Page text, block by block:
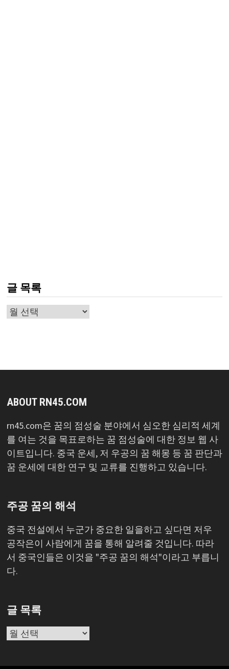
글 목록
글
ABOUT RN45.COM
rn45.com은 꿈의 점성술 분야에서 심오한 심리적 세계
를 여는 것을 목표로하는 꿈 점성술에 대한 정보 웹 사
이트입니다. 중국 운세, 저 우공의 꿈 해몽 등 꿈 판단과
꿈 운세에 대한 연구 및 교류를 진행하고 있습니다.
주공 꿈의 해석
중국 전설에서 누군가 중요한 일을하고 싶다면 저우
공작은이 사람에게 꿈을 통해 알려줄 것입니다. 따라
서 중국인들은 이것을 "주공 꿈의 해석"이라고 부릅니
다.
글 목록
글